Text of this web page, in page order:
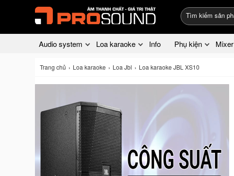
Audio system Loa karaoke Info Phụ kiện Mixer
Trang chủ Loa karaoke Loa Jbl Loa karaoke JBL XS10